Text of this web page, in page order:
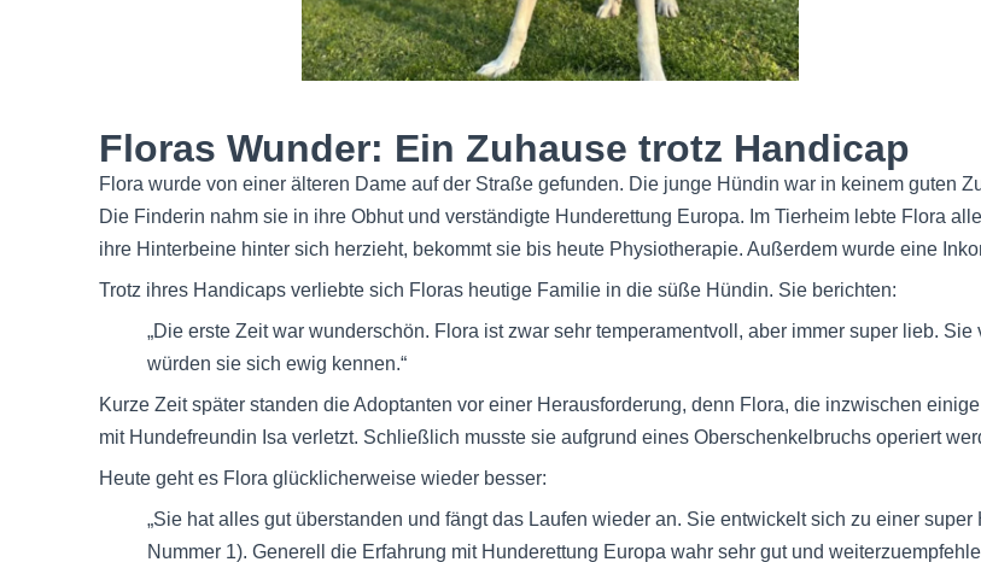
Floras Wunder: Ein Zuhause trotz Handicap
Flora wurde von einer älteren Dame auf der Straße gefunden. Die junge Hündin war in keinem guten
Die Finderin nahm sie in ihre Obhut und verständigte Hunderettung Europa. Im Tierheim lebte Flora
ihre Hinterbeine hinter sich herzieht, bekommt sie bis heute Physiotherapie. Außerdem wurde eine
Trotz ihres Handicaps verliebte sich Floras heutige Familie in die süße Hündin. Sie berichten:
„Die erste Zeit war wunderschön. Flora ist zwar sehr temperamentvoll, aber immer super lieb.
würden sie sich ewig kennen.“
Kurze Zeit später standen die Adoptanten vor einer Herausforderung, denn Flora, die inzwischen
mit Hundefreundin Isa verletzt. Schließlich musste sie aufgrund eines Oberschenkelbruchs operiert
Heute geht es Flora glücklicherweise wieder besser:
„Sie hat alles gut überstanden und fängt das Laufen wieder an. Sie entwickelt sich zu einer
Nummer 1). Generell die Erfahrung mit Hunderettung Europa wahr sehr gut und